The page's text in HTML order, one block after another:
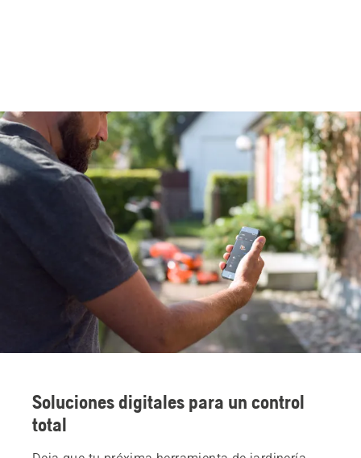
Soluciones digitales para un control
total